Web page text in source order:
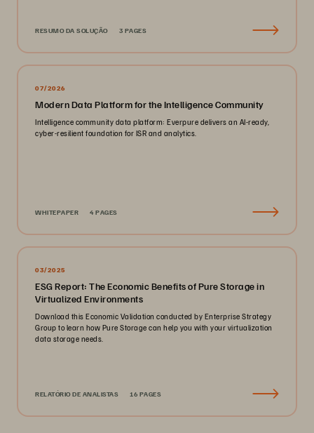
RESUMO DA SOLUÇÃO 3 PAGES
07/2026
Modern Data Platform for the Intelligence Community
Intelligence community data platform: Everpure delivers an AI-ready,
cyber-resilient foundation for ISR and analytics.
WHITEPAPER 4 PAGES
03/2025
ESG Report: The Economic Benefits of Pure Storage in
Virtualized Environments
Download this Economic Validation conducted by Enterprise Strategy
Group to learn how Pure Storage can help you with your virtualization
data storage needs.
RELATÓRIO DE ANALISTAS 16 PAGES